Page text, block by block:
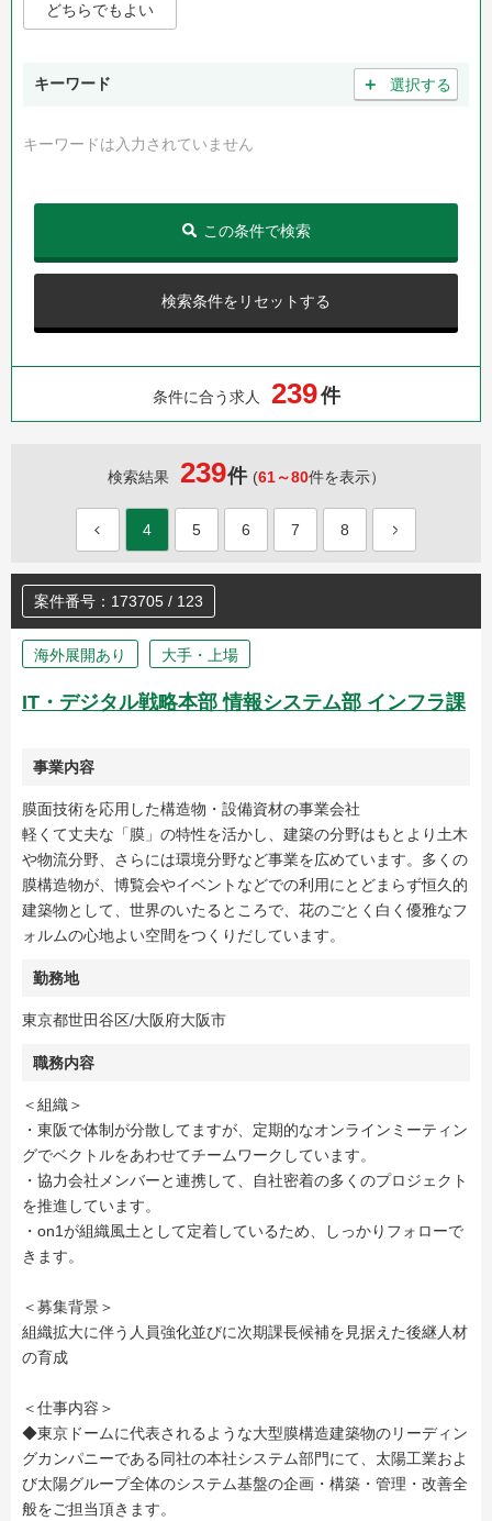
どちらでもよい
キーワード ＋ 選択する
キーワードは入力されていません
検索条件をリセットする
この条件で検索
条件に合う求人 239件
検索結果 239件 (61～80件を表示）
4 5 6 7 8
案件番号：173705 / 123
海外展開あり 大手・上場
IT・デジタル戦略本部 情報システム部 インフラ課
事業内容
膜面技術を応用した構造物・設備資材の事業会社
軽くて丈夫な「膜」の特性を活かし、建築の分野はもとより土木
や物流分野、さらには環境分野など事業を広めています。多くの
膜構造物が、博覧会やイベントなどでの利用にとどまらず恒久的
建築物として、世界のいたるところで、花のごとく白く優雅なフ
ォルムの心地よい空間をつくりだしています。
勤務地
東京都世田谷区/大阪府大阪市
職務内容
＜組織＞
・東阪で体制が分散してますが、定期的なオンラインミーティン
グでベクトルをあわせてチームワークしています。
・協力会社メンバーと連携して、自社密着の多くのプロジェクト
を推進しています。
・on1が組織風土として定着しているため、しっかりフォローで
きます。
＜募集背景＞
組織拡大に伴う人員強化並びに次期課長候補を見据えた後継人材
の育成
＜仕事内容＞
◆東京ドームに代表されるような大型膜構造建築物のリーディン
グカンパニーである同社の本社システム部門にて、太陽工業およ
び太陽グループ全体のシステム基盤の企画・構築・管理・改善全
般をご担当頂きます。